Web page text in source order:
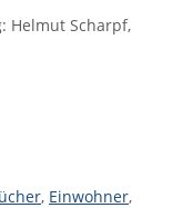
Helmut Scharpf,
, Einwohner,